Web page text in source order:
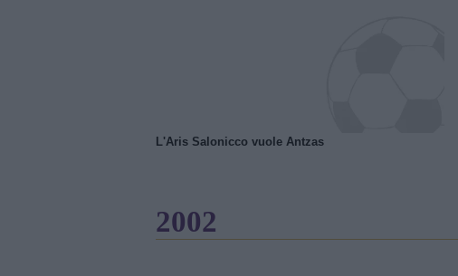
L'Aris Salonicco vuole Antzas
2002